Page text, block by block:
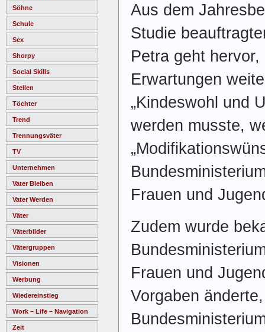
Söhne
Schule
Sex
Shorpy
Social Skills
Stellen
Töchter
Trend
Trennungsväter
TV
Unternehmen
Vater Bleiben
Vater Werden
Väter
Väterbilder
Vätergruppen
Visionen
Werbung
Wiedereinstieg
Work – Life – Navigation
Zeit
Aus dem
Studie
Petra geht
Erwartungen
„Kindeswohl und
werden musste,
Frauen und
Zudem wurde
Frauen und
Vorgaben